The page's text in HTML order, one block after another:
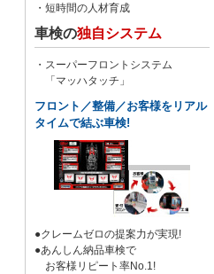
・短時間の人材育成
車検の独自システム
・スーパーフロントシステム
「マッハタッチ」
フロント／整備／お客様をリアル
タイムで結ぶ車検!
●クレームゼロの提案力が実現!
●あんしん納品車検で
お客様 リピート率No.1!